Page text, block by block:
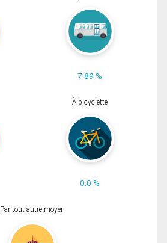
7.89 %
À bicyclette
0.0 %
Par tout autre moyen